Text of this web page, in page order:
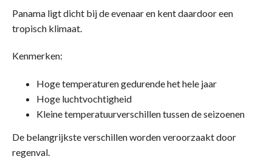
Panama ligt dicht bij de evenaar en kent daardoor een
tropisch klimaat.
Kenmerken:
Hoge temperaturen gedurende het hele jaar
Hoge luchtvochtigheid
Kleine temperatuurverschillen tussen de seizoenen
De belangrijkste verschillen worden veroorzaakt door
regenval.